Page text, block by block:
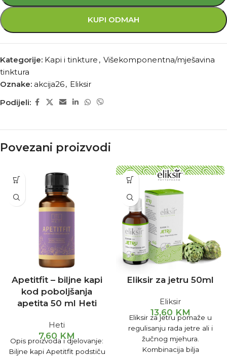
KUPI ODMAH
Kategorije: Kapi i tinkture , Višekomponentna/mješavina
tinktura
Oznake: akcija26, Eliksir
Podijeli:
Povezani proizvodi
Apetitfit – biljne kapi
kod poboljšanja
apetita 50 ml Heti
Heti
7,60 KM
Opis proizvoda i djelovanje:
Biljne kapi Apetitfit podstiču
Eliksir za jetru 50ml
Eliksir
13,60 KM
Eliksir za jetru pomaže u
regulisanju rada jetre ali i
žučnog mjehura.
Kombinacija bilja